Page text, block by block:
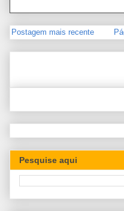
Postagem mais recente
Pesquise aqui